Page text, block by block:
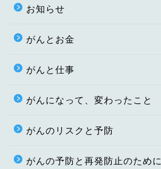
お知らせ
がんとお金
がんと仕事
がんになって、変わったこと
がんのリスクと予防
がんの予防と再発防止のために